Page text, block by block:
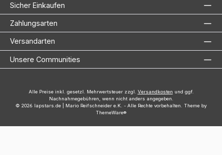
Sicher Einkaufen
Zahlungsarten
Versandarten
Unsere Communities
Alle Preise inkl. gesetzl. Mehrwertsteuer zzgl. Versandkosten und ggf.
Nachnahmegebühren, wenn nicht anders angegeben.
© 2026 lapstars.de | Mario Reifschneider e.K. - Alle Rechte vorbehalten. Theme by
ThemeWare®